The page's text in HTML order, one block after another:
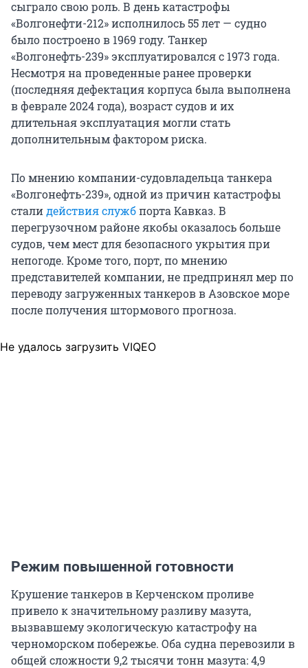
сыграло свою роль. В день катастрофы
«Волгонефти-212» исполнилось 55 лет — судно
было построено в 1969 году. Танкер
«Волгонефть-239» эксплуатировался с 1973 года.
Несмотря на проведенные ранее проверки
(последняя дефектация корпуса была выполнена
в феврале 2024 года), возраст судов и их
длительная эксплуатация могли стать
дополнительным фактором риска.
По мнению компании-судовладельца танкера
«Волгонефть-239», одной из причин катастрофы
сталидействия службпорта Кавказ. В
перегрузочном районе якобы оказалось больше
судов, чем мест для безопасного укрытия при
непогоде. Кроме того, порт, по мнению
представителей компании, не предпринял мер по
переводу загруженных танкеров в Азовское море
после получения штормового прогноза.
Не удалось загрузить VIQEO
Режим повышенной готовности
Крушение танкеров в Керченском проливе
привело к значительному разливу мазута,
вызвавшему экологическую катастрофу на
черноморском побережье. Оба судна перевозили в
общей сложности 9,2 тысячи тонн мазута: 4,9